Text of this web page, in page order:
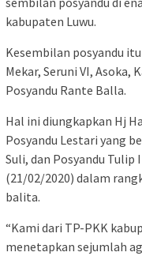
kabupaten Luwu.
Kesembilan posyandu
Mekar, Seruni VI, Asoka,
Posyandu Rante Balla.
Hal ini diungkapkan Hj
Posyandu Lestari yang
Suli, dan Posyandu
(21/02/2020) dalam
balita.
“Kami dari TP-PKK
menetapkan sejumlah